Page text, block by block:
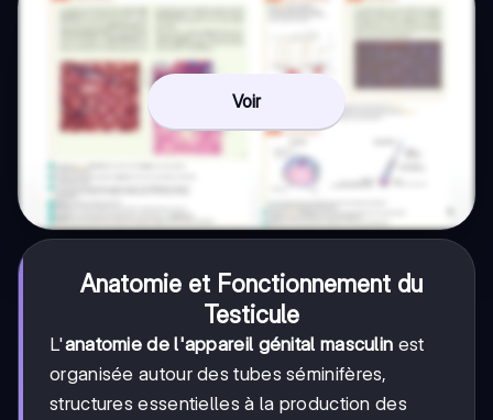
Voir
Anatomie et Fonctionnement du
Testicule
L'anatomie de l'appareil génital masculin est
organisée autour des tubes séminifères,
structures essentielles à la production des